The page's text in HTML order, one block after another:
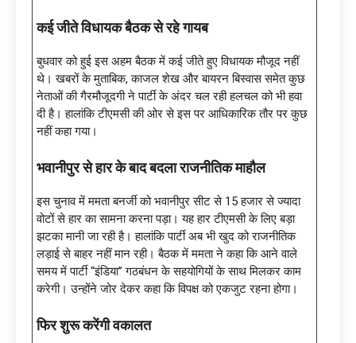
कई जीते विधायक बैठक से रहे गायब
बुधवार को हुई इस अहम बैठक में कई जीते हुए विधायक मौजूद नहीं
थे। खबरों के मुताबिक, काजल शेख और बायरन बिस्वास समेत कुछ
नेताओं की गैरमौजूदगी ने पार्टी के अंदर चल रही हलचल को भी हवा
दी है। हालांकि टीएमसी की ओर से इस पर आधिकारिक तौर पर कुछ
नहीं कहा गया।
भवानीपुर से हार के बाद बदला राजनीतिक माहौल
इस चुनाव में ममता बनर्जी को भवानीपुर सीट से 15 हजार से ज्यादा
वोटों से हार का सामना करना पड़ा। यह हार टीएमसी के लिए बड़ा
झटका मानी जा रही है। हालांकि पार्टी अब भी खुद को राजनीतिक
लड़ाई से बाहर नहीं मान रही। बैठक में ममता ने कहा कि आने वाले
समय में पार्टी “इंडिया” गठबंधन के सहयोगियों के साथ मिलकर काम
करेगी। उन्होंने जोर देकर कहा कि विपक्ष को एकजुट रहना होगा।
फिर शुरू करेंगी वकालत